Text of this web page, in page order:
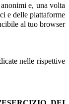
e, una volta
e delle piattaforme
al tuo browser
nelle rispettive